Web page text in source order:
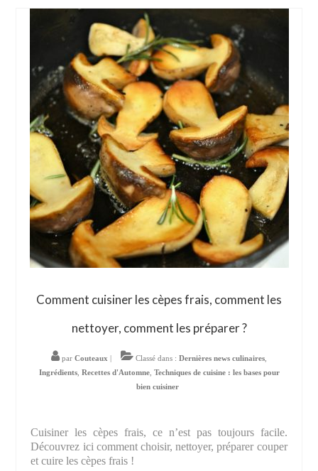
Comment cuisiner les cèpes frais, comment les
nettoyer, comment les préparer ?
par Couteaux Classé dans : Dernières news culinaires
Ingrédients, Recettes d'Automne, Techniques de cuisine : les bases pour
bien cuisiner
Cuisiner les cèpes frais, ce n’est pas toujours facile.
Découvrez ici comment choisir, nettoyer, préparer couper
et cuire les cèpes frais !